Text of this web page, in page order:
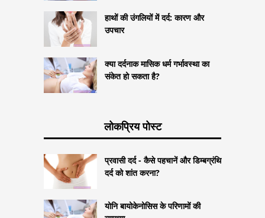
हाथों की उंगलियों में दर्द: कारण और
उपचार
क्या दर्दनाक मासिक धर्म गर्भावस्था का
संकेत हो सकता है?
लोकप्रिय पोस्ट
प्रवासी दर्द - कैसे पहचानें और डिम्बग्रंथि
दर्द को शांत करना?
योनि बायोकेनोसिस के परिणामों की